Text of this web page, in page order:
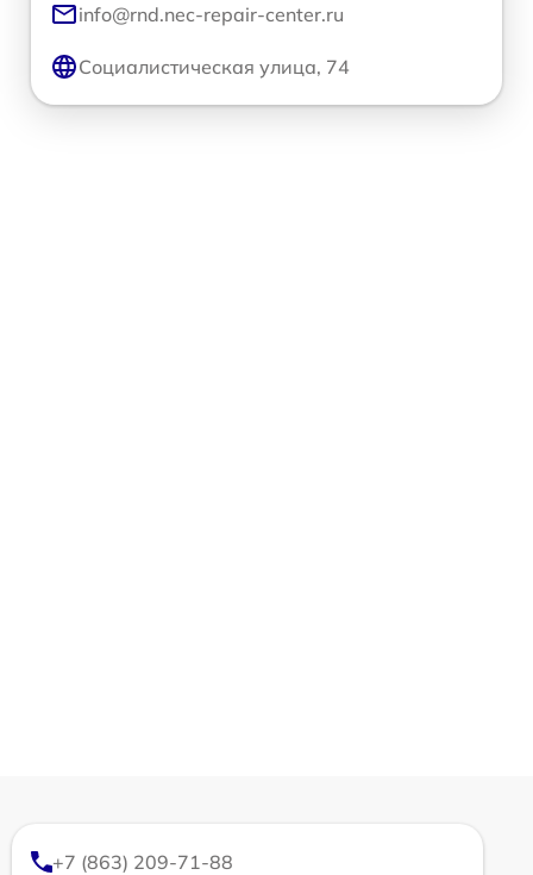
info@rnd.nec-repair-center.ru
Социалистическая улица, 74
+7 (863) 209-71-88